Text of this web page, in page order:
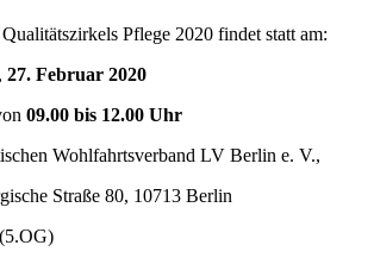
Pflege 2020 findet statt am:
27. Februar 2020
09.00 bis 12.00 Uhr
Wohlfahrtsverband LV Berlin e. V.,
Straße 80, 10713 Berlin